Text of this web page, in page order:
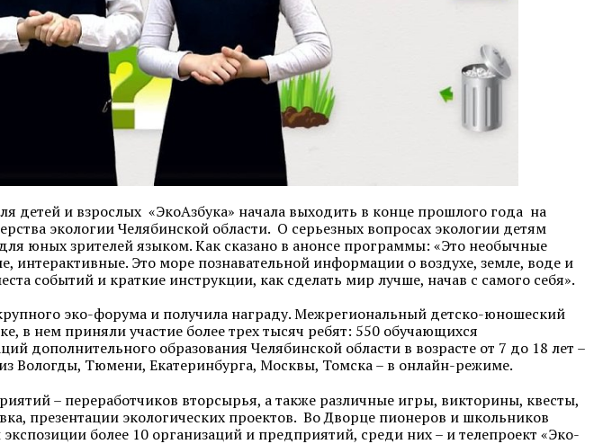
детей и взрослых «ЭкоАзбука» начала выходить в конце прошлого года на
экологии Челябинской области. О серьезных вопросах экологии детям
юных зрителей языком. Как сказано в анонсе программы: «Это необычные
интерактивные. Это море познавательной информации о воздухе, земле, воде и
событий и краткие инструкции, как сделать мир лучше, начав с самого себя».
эко-форума и получила награду. Межрегиональный детско-юношеский
в нем приняли участие более трех тысяч ребят: 550 обучающихся
дополнительного образования Челябинской области в возрасте от 7 до 18 лет –
Вологды, Тюмени, Екатеринбурга, Москвы, Томска – в онлайн-режиме.
– переработчиков вторсырья, а также различные игры, викторины, квесты,
презентации экологических проектов. Во Дворце пионеров и школьников
более 10 организаций и предприятий, среди них – и телепроект «Эко-